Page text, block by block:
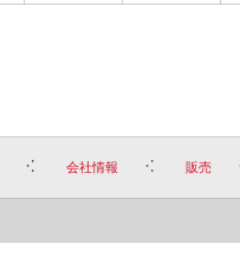
会社情報 販売